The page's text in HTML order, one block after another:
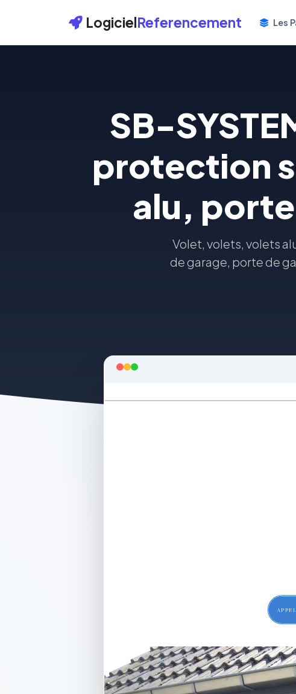
LogicielReferencement Les
SB-
protection
alu,
Volet, volets, volets
de garage, porte de